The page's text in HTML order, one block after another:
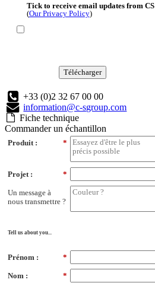
Tick to receive email updates from CS
(Our Privacy Policy)
Télécharger
+33 (0)2 32 67 00 00
information@c-sgroup.com
Fiche technique
Commander un échantillon
*
Produit :
*
Projet :
Un message à
nous transmettre ?
Tell us about you...
*
Prénom :
*
Nom :